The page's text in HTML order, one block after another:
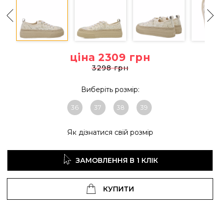
ціна 2309 грн
3298 грн
Виберіть розмір:
36 37 38 39
Як дізнатися свій розмір
ЗАМОВЛЕННЯ В 1 КЛІК
КУПИТИ